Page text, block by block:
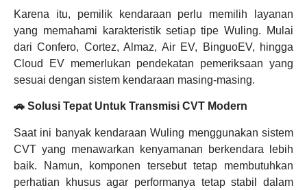
Karena itu, pemilik kendaraan perlu memilih layanan
yang memahami karakteristik setiap tipe Wuling. Mulai
dari Confero, Cortez, Almaz, Air EV, BinguoEV, hingga
Cloud EV memerlukan pendekatan pemeriksaan yang
sesuai dengan sistem kendaraan masing-masing.
🚗 Solusi Tepat Untuk Transmisi CVT Modern
Saat ini banyak kendaraan Wuling menggunakan sistem
CVT yang menawarkan kenyamanan berkendara lebih
baik. Namun, komponen tersebut tetap membutuhkan
perhatian khusus agar performanya tetap stabil dalam